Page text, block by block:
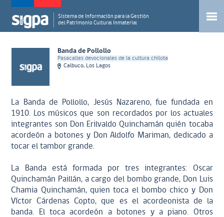
Sistema de Información para la Gestión
del Patrimonio Cultural Inmaterial
Banda de Pollollo
Pasacalles devocionales de la cultura chilota
Calbuco, Los Lagos
La Banda de Pollollo, Jesús Nazareno, fue fundada en
1910. Los músicos que son recordados por los actuales
integrantes son Don Erilvaldo Quinchamán quién tocaba
acordeón a botones y Don Aldolfo Mariman, dedicado a
tocar el tambor grande.
La Banda está formada por tres integrantes: Oscar
Quinchamán Paillán, a cargo del bombo grande, Don Luis
Chamia Quinchamán, quien toca el bombo chico y Don
Víctor Cárdenas Copto, que es el acordeonista de la
banda. El toca acordeón a botones y a piano. Otros